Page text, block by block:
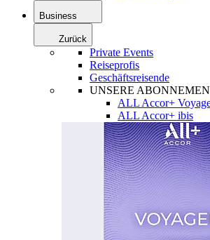
Business
Zurück
Private Events
Reiseprofis
Geschäftsreisende
UNSERE
ALL Accor+
ALL Accor+ ibis